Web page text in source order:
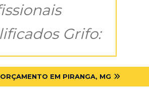
Grifo:
EM PIRANGA, MG